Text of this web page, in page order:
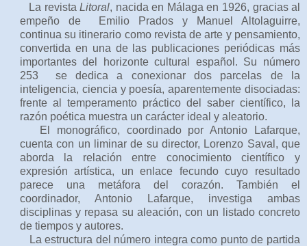
La revistaLitoral, nacida en Málaga en 1926, gracias al
empeño de
Emilio Prados y Manuel Altolaguirre,
continua su itinerario como revista de arte y pensamiento,
convertida en una de las publicaciones periódicas más
importantes del horizonte cultural español. Su número
253 se dedica a conexionar dos parcelas de la
inteligencia, ciencia y poesía, aparentemente disociadas:
frente al temperamento práctico del saber científico, la
razón poética muestra un carácter ideal y aleatorio.
El monográfico, coordinado por Antonio Lafarque,
cuenta con un liminar de su director, Lorenzo Saval, que
aborda la relación entre conocimiento científico y
expresión artística, un enlace fecundo cuyo resultado
parece una metáfora del corazón. También el
coordinador, Antonio Lafarque, investiga ambas
disciplinas y repasa su aleación, con un listado concreto
de tiempos y autores.
La estructura del número integra como punto de partida